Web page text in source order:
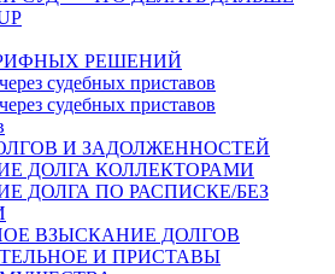
РЕШЕНИЙ
судебных приставов
судебных приставов
И ЗАДОЛЖЕННОСТЕЙ
ДОЛГА КОЛЛЕКТОРАМИ
ДОЛГА ПО РАСПИСКЕ/БЕЗ
ВЗЫСКАНИЕ ДОЛГОВ
И ПРИСТАВЫ